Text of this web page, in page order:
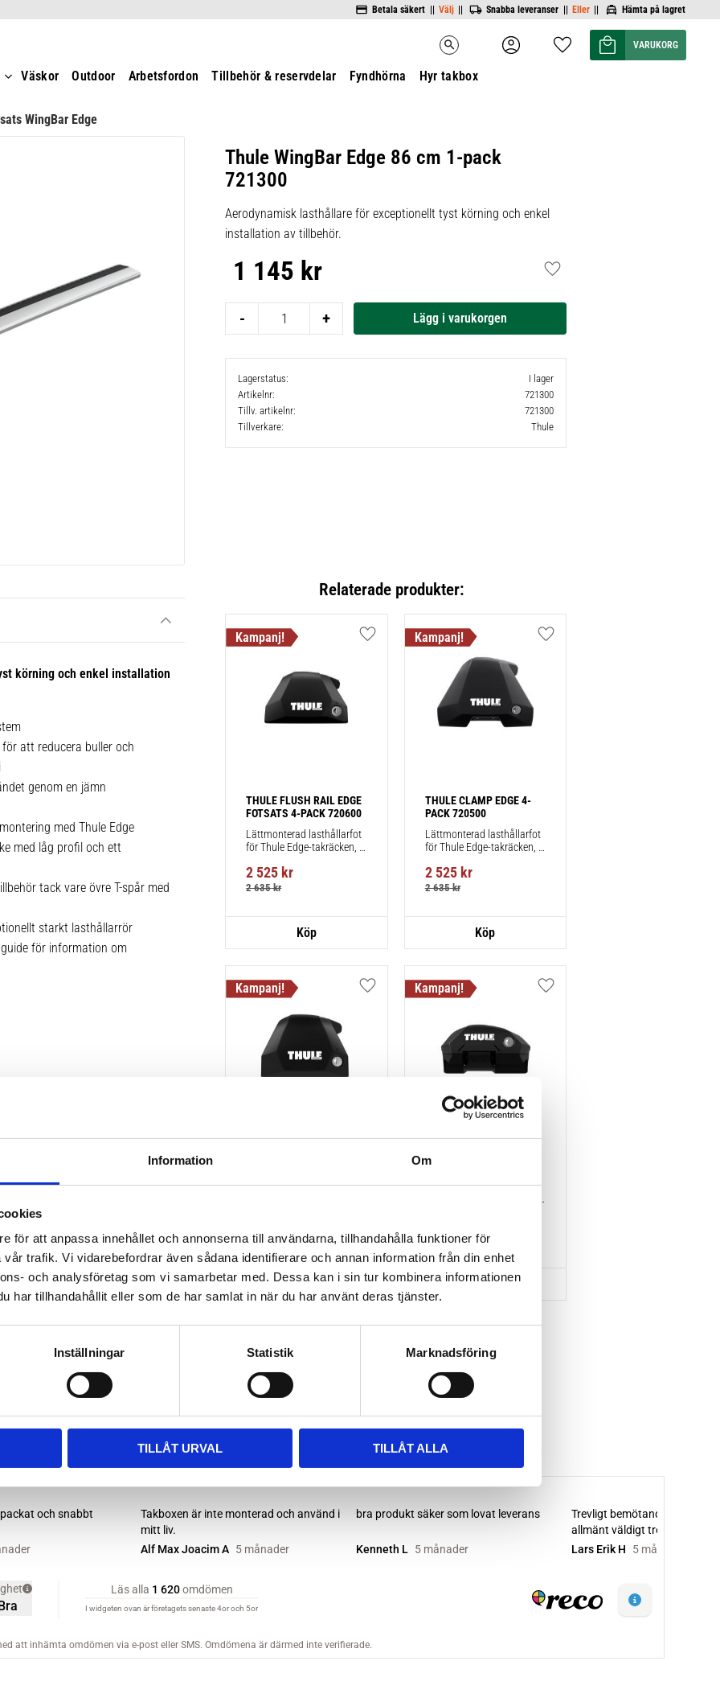
Information Om
för att anpassa innehållet och annonserna till användarna, tillhandahålla funktioner för
trafik. Vi vidarebefordrar även sådana identifierare och annan information från din enhet
och analysföretag som vi samarbetar med. Dessa kan i sin tur kombinera informationen
har tillhandahållit eller som de har samlat in när du har använt deras tjänster.
Inställningar Statistik Marknadsföring
TILLÅT URVAL TILLÅT ALLA
Betala säkert || Välj || Snabba leveranser || Eller || Hämta på lagret
search Favoriter
Kundvagn
Väskor Outdoor Arbetsfordon Tillbehör & reservdelar Fyndhörna Hyr takbox
WingBar Edge
Thule WingBar Edge 86 cm 1-pack
721300
Aerodynamisk lasthållare för exceptionellt tyst körning och enkel
installation av tillbehör.
1 145 kr
+
-
Lägg till i favoriter
Lagerstatus
I lager
Artikelnr
721300
Tillv. artikelnr
721300
Tillverkare
Thule
körning och enkel installation
att reducera buller och
genom en jämn
med Thule Edge
med låg profil och ett
tack vare övre T-spår med
starkt lasthållarrör
för information om
9591-9596/9591B-9596B
Relaterade produkter:
THULE FLUSH RAIL EDGE
FOTSATS 4-PACK 720600
Lättmonterad lasthållarfot
för Thule Edge-takräcken,
reling.
2 525 kr
2 635kr
Lägg till i favoriter
THULE CLAMP EDGE 4-
PACK 720500
Lättmonterad lasthållarfot
för Thule Edge-takräcken,
fästpunkter för takräcke
eller fabriksmonterade
2 525kr
2 635kr
Lägg till i favoriter
Lättmonterad lasthållarfot
fästpunkter för anpassad
2 635kr
Lägg till i favoriter
EDGE 4-PACK 720400
Lättmonterad lasthållarfot
3 415kr
Lägg till i favoriter